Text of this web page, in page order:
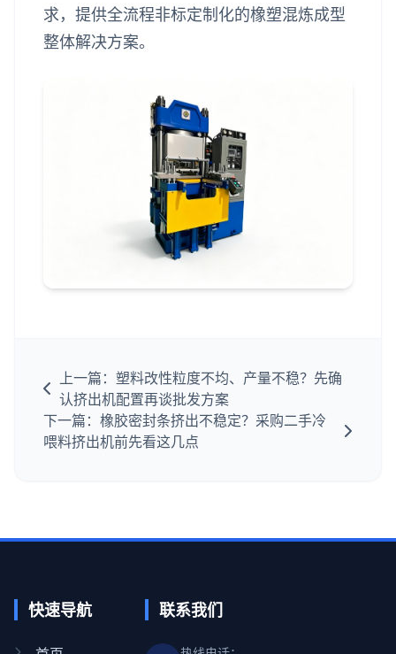
求，提供全流程非标定制化的橡塑混炼成型
整体解决方案。
上一篇：塑料改性粒度不均、产量不稳？先确
认挤出机配置再谈批发方案
下一篇：橡胶密封条挤出不稳定？采购二手冷
喂料挤出机前先看这几点
快速导航 联系我们